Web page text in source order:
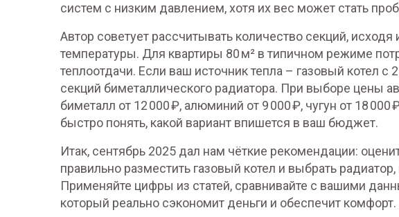
систем с низким давлением, хотя их вес может стать
Автор советует рассчитывать количество секций,
температуры. Для квартиры 80 м² в типичном режиме
теплоотдачи. Если ваш источник тепла – газовый котел с
секций биметаллического радиатора. При выборе цены
биметалл от 12 000 ₽, алюминий от 9 000 ₽, чугун от 18
быстро понять, какой вариант впишется в ваш бюджет.
Итак, сентябрь 2025 дал нам чёткие рекомендации:
правильно разместить газовый котел и выбрать
Применяйте цифры из статей, сравнивайте с вашими
который реально сэкономит деньги и обеспечит комфорт.